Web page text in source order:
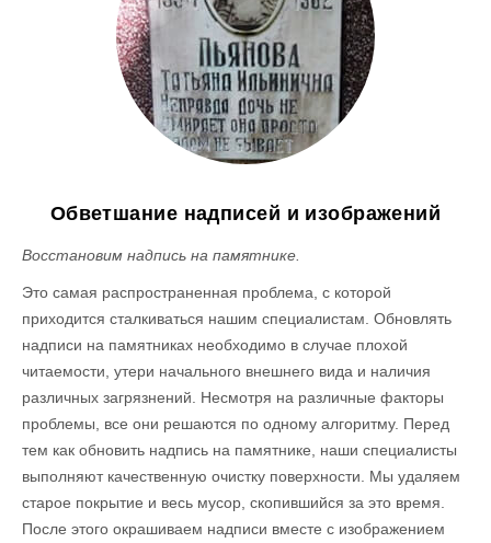
Обветшание надписей и изображений
Восстановим надпись на памятнике.
Это самая распространенная проблема, с которой
приходится сталкиваться нашим специалистам. Обновлять
надписи на памятниках необходимо в случае плохой
читаемости, утери начального внешнего вида и наличия
различных загрязнений. Несмотря на различные факторы
проблемы, все они решаются по одному алгоритму. Перед
тем как обновить надпись на памятнике, наши специалисты
выполняют качественную очистку поверхности. Мы удаляем
старое покрытие и весь мусор, скопившийся за это время.
После этого окрашиваем надписи вместе с изображением